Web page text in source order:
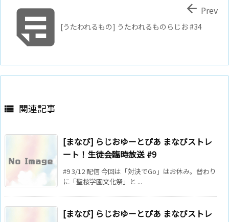
[うたわれるもの] うたわれるものらじお #34
 Prev
 関連記事
[まなび] らじおゆーとぴあ まなびストレ
ート！生徒会臨時放送 #9
#9 3/12 配信 今回は「対決でGo」はお休み。替わり
に「聖桜学園文化祭」と ...
[まなび] らじおゆーとぴあ まなびストレ